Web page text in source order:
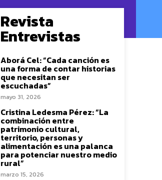
Revista
Entrevistas
Aborá Cel: “Cada canción es
una forma de contar historias
que necesitan ser
escuchadas”
mayo 31, 2026
Cristina Ledesma Pérez: “La
combinación entre
patrimonio cultural,
territorio, personas y
alimentación es una palanca
para potenciar nuestro medio
rural”
marzo 15, 2026